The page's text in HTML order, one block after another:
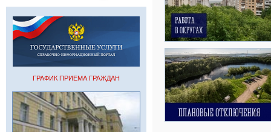
ГРАФИК ПРИЕМА ГРАЖДАН